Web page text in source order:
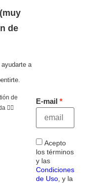
de
a
de
👇🏻
E-mail
Acepto
los términos
y las
Condiciones
de Uso, y la